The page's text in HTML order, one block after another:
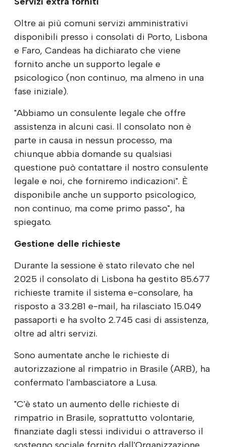
Oltre ai più comuni servizi amministrativi
disponibili presso i consolati di Porto, Lisbona
e Faro, Candeas ha dichiarato che viene
fornito anche un supporto legale e
psicologico (non continuo, ma almeno in una
fase iniziale).
"Abbiamo un consulente legale che offre
assistenza in alcuni casi. Il consolato non è
parte in causa in nessun processo, ma
chiunque abbia domande su qualsiasi
questione può contattare il nostro consulente
legale e noi, che forniremo indicazioni". È
disponibile anche un supporto psicologico,
non continuo, ma come primo passo", ha
spiegato.
Gestione delle richieste
Durante la sessione è stato rilevato che nel
2025 il consolato di Lisbona ha gestito 85.677
richieste tramite il sistema e-consolare, ha
risposto a 33.281 e-mail, ha rilasciato 15.049
passaporti e ha svolto 2.745 casi di assistenza,
oltre ad altri servizi.
Sono aumentate anche le richieste di
autorizzazione al rimpatrio in Brasile (ARB), ha
confermato l'ambasciatore a Lusa.
"C'è stato un aumento delle richieste di
rimpatrio in Brasile, soprattutto volontarie,
finanziate dagli stessi individui o attraverso il